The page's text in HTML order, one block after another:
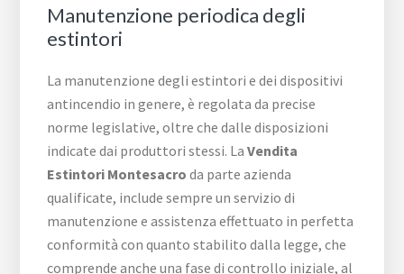
Manutenzione periodica degli
estintori
La manutenzione degli estintori e dei dispositivi
antincendio in genere, è regolata da precise
norme legislative, oltre che dalle disposizioni
indicate dai produttori stessi. LaVendita
Estintori Montesacro da parte azienda
qualificate, include sempre un servizio di
manutenzione e assistenza effettuato in perfetta
conformità con quanto stabilito dalla legge, che
comprende anche una fase di controllo iniziale, al